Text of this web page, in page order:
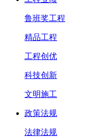
鲁班奖工程
精品工程
工程创优
科技创新
文明施工
政策法规
法律法规